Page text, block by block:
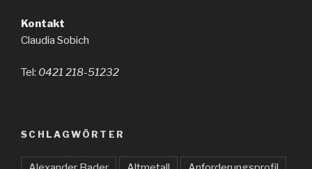
Kontakt
Claudia Sobich
Tel: 0421 218-51232
SCHLAGWÖRTER